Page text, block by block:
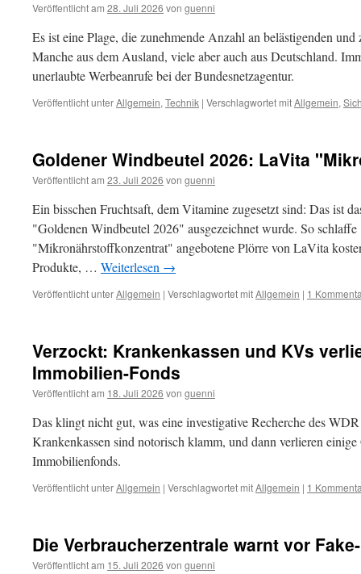
Veröffentlicht am 28. Juli 2026 von guenni
Es ist eine Plage, die zunehmende Anzahl an belästigenden
Manche aus dem Ausland, viele aber auch aus Deutschland.
unerlaubte Werbeanrufe bei der Bundesnetzagentur.
Veröffentlicht unterAllgemein, Technik | Verschlagwortet mitAllgemein,
Goldener Windbeutel 2026: LaVita
Veröffentlicht am 23. Juli 2026 von guenni
Ein bisschen Fruchtsaft, dem Vitamine zugesetzt sind: Das ist
"Goldenen Windbeutel 2026" ausgezeichnet wurde. So
"Mikronährstoffkonzentrat" angebotene Plörre von LaVita
Produkte, … Weiterlesen →
Veröffentlicht unterAllgemein | Verschlagwortet mitAllgemein | 1
Verzockt: Krankenkassen und KVs
Immobilien-Fonds
Veröffentlicht am 18. Juli 2026 von guenni
Das klingt nicht gut, was eine investigative Recherche des
Krankenkassen sind notorisch klamm, und dann verlieren
Immobilienfonds.
Veröffentlicht unterAllgemein | Verschlagwortet mitAllgemein | 1
Die Verbraucherzentrale warnt vor
Veröffentlicht am 15. Juli 2026 von guenni